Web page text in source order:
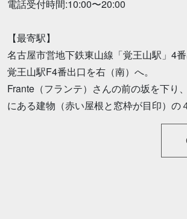
電話受付時間:10:00〜20:00
【最寄駅】
名古屋市営地下鉄東山線「覚王山駅」4
覚王山駅F4番出口を右（南）へ。
Frante（フランテ）さんの前の坂を下り
にある建物（赤い屋根と窓枠が目印）の